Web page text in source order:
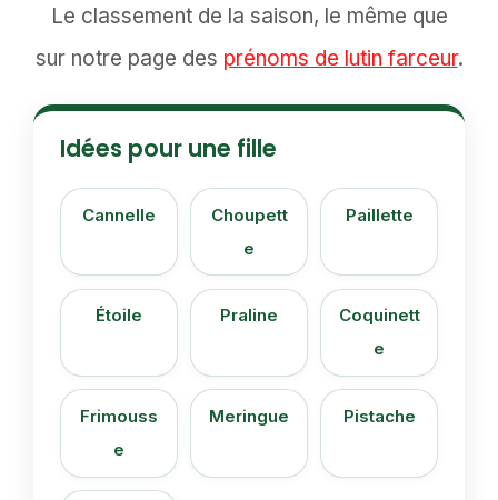
Le classement de la saison, le même que
sur notre page des prénoms de lutin farceur.
Idées pour une fille
Cannelle
Choupett
e
Paillette
Étoile Praline
Coquinett
e
Frimouss
e
Meringue Pistache